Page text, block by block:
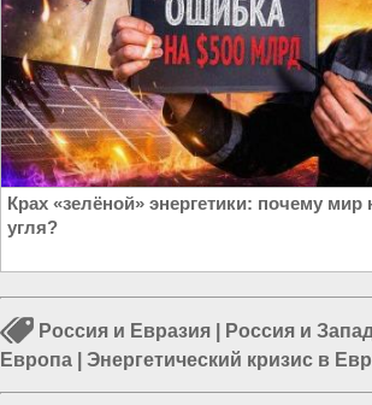
Крах «зелёной» энергетики: почему
угля?
Россия и Евразия Россия и
Европа
Энергетический кризис в
энергия|Европа и Украина|Россия и